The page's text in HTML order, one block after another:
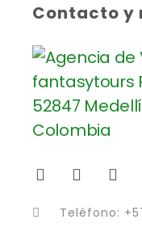
Contacto y
Teléfono: